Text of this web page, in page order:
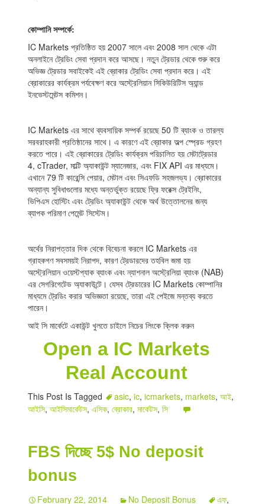
কোম্পানি সম্পর্কে:
IC Markets প্রতিষ্ঠিত হয় 2007 সালে এবং 2008 সাল থেকে এটা
অনলাইনে ট্রেডিং সেবা প্রদান করে আসছে। নতুন ট্রেডার থেকে শুরু করে
অভিজ্ঞ ট্রেডার সবাইকেই এই ব্রোকার ট্রেডিং সেবা প্রদান করে। এই
ব্রোকারের কার্যক্রম পর্যবেক্ষণ করে অস্ট্রেলিয়ান সিকিউরিটিস অ্যান্ড
ইনভেস্টমেন্টস কমিশন।
IC Markets এর সাথে ব্যবসায়িক সম্পর্ক রয়েছে 50 টি ব্যাংক ও তারল্য
সরবরাহকারী প্রতিষ্ঠানের সাথে। এ কারণে এই ব্রোকার অল্প স্প্রেড গ্রহণ
করতে পারে। এই ব্রোকারের ট্রেডিং কার্যক্রম পরিচালিত হয় মেটাট্রেডার
4, cTrader, মাল্টি অ্যাকাউন্ট ম্যানেজার, এবং FIX API এর মাধ্যমে।
এখানে 79 টি কারেন্সি পেয়ার, মেটাল এবং সিএফডি সহজলভ্য। ব্রোকারের
অন্যান্য সুবিধাগুলোর মধ্যে অন্তর্ভুক্ত রয়েছে ফ্রি ফরেক্স ট্রেইনিং,
ভিপিএস হোস্টিং এবং ট্রেডিং অ্যাকাউন্ট থেকে অর্থ উত্তোলনের জন্য
ব্যাপক পরিমাণ পেমেন্ট সিস্টেম।
অর্থের নিরাপত্তার দিক থেকে বিবেচনা করলে IC Markets এর
গ্রাহকগণ সবসময়ই নিরাপদ, কারণ ট্রেডারদের তহবিল জমা হয়
অস্ট্রেলিয়ান ওয়েস্টপ্যাক ব্যাংক এবং ন্যাশনাল অস্ট্রেলিয়া ব্যাংক (NAB)
এর সেগরিগেটেড অ্যাকাউন্টে। যেসব ট্রেডারের IC Markets কোম্পানির
মাধ্যমে ট্রেডিং করার অভিজ্ঞতা রয়েছে, তারা এই পেইজে মন্তব্য করতে
পারেন।
আই সি মার্কেটে একাউন্ট খুলতে চাইলে নিচের লিংকে ক্লিক করুন
Open a IC Markets
Real Account
This Post Is Tagged asic,ic,icmarkets, markets,আই,
আইসি,আইসিমার্কেটস,এসিক,ব্রোকার,মার্কেটস,সি
FBS দিচ্ছে 5$ No deposit
bonus
February 22, 2014 No Deposit Bonus এফ,